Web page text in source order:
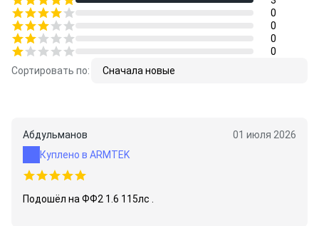
0
0
0
0
Сортировать по:
Сначала новые
Абдульманов
01 июля 2026
Куплено в ARMTEK
Подошёл на ФФ2 1.6 115лс .